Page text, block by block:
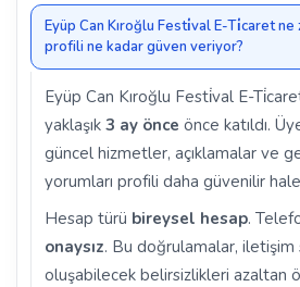
Eyüp Can Kıroğlu Festi̇val E-Ti̇caret ne
profili ne kadar güven veriyor?
Eyüp Can Kıroğlu Festi̇val E-
yaklaşık 3 ay önce önce katıldı.
güncel hizmetler, açıklamalar ve
yorumları profili daha güvenilir
Hesap türü bireysel hesap.
onaysız. Bu doğrulamalar, iletişim
oluşabilecek belirsizlikleri azaltan